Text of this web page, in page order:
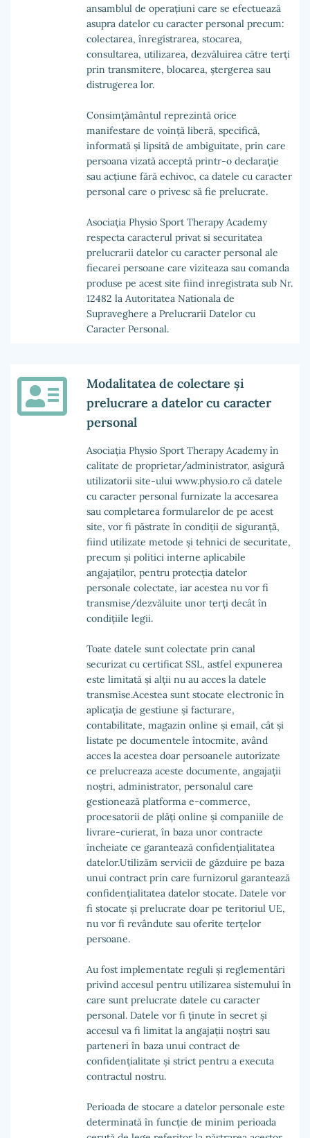
ansamblul de operațiuni care se efectuează
asupra datelor cu caracter personal precum:
colectarea, înregistrarea, stocarea,
consultarea, utilizarea, dezvăluirea către terți
prin transmitere, blocarea, ștergerea sau
distrugerea lor.
Consimțământul reprezintă orice
manifestare de voință liberă, specifică,
informată și lipsită de ambiguitate, prin care
persoana vizată acceptă printr-o declarație
sau acțiune fără echivoc, ca datele cu caracter
personal care o privesc să fie prelucrate.
Asociația Physio Sport Therapy Academy
respecta caracterul privat si securitatea
prelucrarii datelor cu caracter personal ale
fiecarei persoane care viziteaza sau comanda
produse pe acest site fiind inregistrata sub Nr.
12482 la Autoritatea Nationala de
Supraveghere a Prelucrarii Datelor cu
Caracter Personal.
Modalitatea de colectare și
prelucrare a datelor cu caracter
personal
Asociația Physio Sport Therapy Academy în
calitate de proprietar/administrator, asigură
utilizatorii site-ului www.physio.ro că datele
cu caracter personal furnizate la accesarea
sau completarea formularelor de pe acest
site, vor fi păstrate în condiții de siguranță,
fiind utilizate metode și tehnici de securitate,
precum și politici interne aplicabile
angajaților, pentru protecția datelor
personale colectate, iar acestea nu vor fi
transmise/dezvăluite unor terți decât în
condițiile legii.
Toate datele sunt colectate prin canal
securizat cu certificat SSL, astfel expunerea
este limitată și alții nu au acces la datele
transmise.Acestea sunt stocate electronic în
aplicația de gestiune și facturare,
contabilitate, magazin online și email, cât și
listate pe documentele întocmite, având
acces la acestea doar persoanele autorizate
ce prelucreaza aceste documente, angajații
noștri, administrator, personalul care
gestionează platforma e-commerce,
procesatorii de plăți online și companiile de
livrare-curierat, în baza unor contracte
încheiate ce garantează confidențialitatea
datelor.Utilizăm servicii de găzduire pe baza
unui contract prin care furnizorul garantează
confidențialitatea datelor stocate. Datele vor
fi stocate și prelucrate doar pe teritoriul UE,
nu vor fi revândute sau oferite terțelor
persoane.
Au fost implementate reguli și reglementări
privind accesul pentru utilizarea sistemului în
care sunt prelucrate datele cu caracter
personal. Datele vor fi ținute în secret și
accesul va fi limitat la angajații noștri sau
parteneri în baza unui contract de
confidențialitate și strict pentru a executa
contractul nostru.
Perioada de stocare a datelor personale este
determinată în funcție de minim perioada